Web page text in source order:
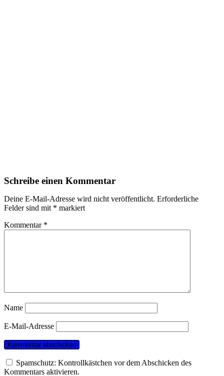
Schreibe einen Kommentar
Deine E-Mail-Adresse wird nicht veröffentlicht. Erforderliche
Felder sind mit * markiert
Kommentar *
Name
E-Mail-Adresse
Spamschutz: Kontrollkästchen vor dem Abschicken des
Kommentars aktivieren.